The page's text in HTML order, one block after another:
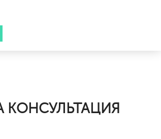
КОНСУЛЬТАЦИЯ